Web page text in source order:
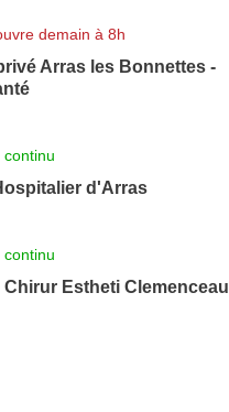
demain à 8h
Arras les Bonnettes -
d'Arras
Estheti Clemenceau